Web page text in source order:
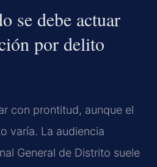
se debe actuar
por delito
con prontitud, aunque el
varía. La audiencia
General de Distrito suele